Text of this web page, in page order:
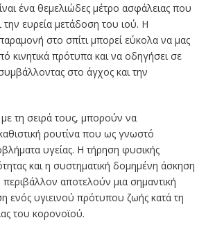
ένα θεμελιώδες μέτρο ασφάλειας που
την ευρεία μετάδοση του ιού. Η
στο σπίτι μπορεί εύκολα να μας
κινητικά πρότυπα και να οδηγήσει σε
στο άγχος και την
με τη σειρά τους, μπορούν να
ρουτίνα που ως γνωστό
υγείας. Η τήρηση φυσικής
και η συστηματική δομημένη άσκηση
αποτελούν μια σημαντική
ενός υγιεινού πρότυπου ζωής κατά τη
του κορονοϊού.